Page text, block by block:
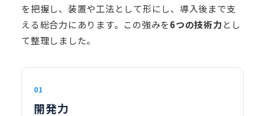
を把握し、装置や工法として形にし、導入後まで支
える総合力にあります。この強みを6つの技術力 とし
て整理しました。
01
開発力